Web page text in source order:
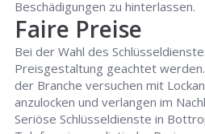
Beschädigungen zu hinterlassen.
Faire Preise
Bei der Wahl des
Preisgestaltung geachtet
der Branche versuchen mit
anzulocken und verlangen im
Seriöse Schlüsseldienste in